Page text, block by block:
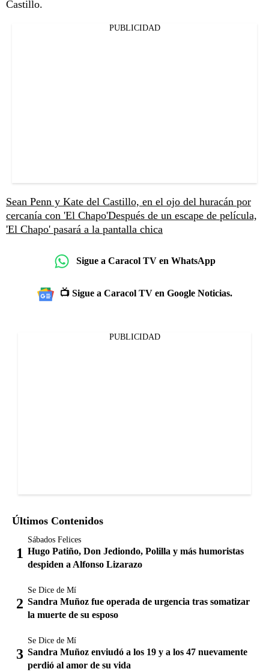
Castillo.
PUBLICIDAD
Sean Penn y Kate del Castillo, en el ojo del huracán por
cercanía con 'El Chapo'Después de un escape de película,
'El Chapo' pasará a la pantalla chica
Sigue a Caracol TV en WhatsApp
📺 Sigue a Caracol TV en Google Noticias.
PUBLICIDAD
Últimos Contenidos
Sábados Felices
Hugo Patiño, Don Jediondo, Polilla y más humoristas
despiden a Alfonso Lizarazo
Se Dice de Mí
Sandra Muñoz fue operada de urgencia tras somatizar
la muerte de su esposo
Se Dice de Mí
Sandra Muñoz enviudó a los 19 y a los 47 nuevamente
perdió al amor de su vida